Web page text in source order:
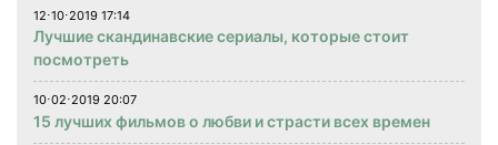
12⋅10⋅2019 17:14
Лучшие скандинавские сериалы, которые стоит
посмотреть
10⋅02⋅2019 20:07
15 лучших фильмов о любви и страсти всех времен